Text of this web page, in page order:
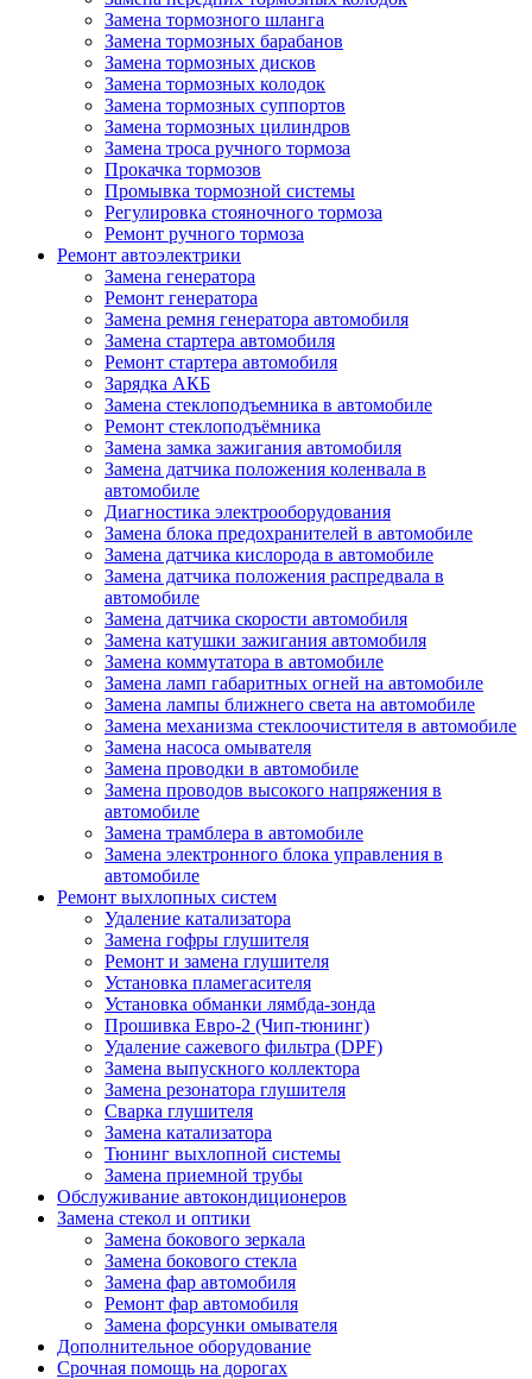
Замена тормозного шланга
Замена тормозных барабанов
Замена тормозных дисков
Замена тормозных колодок
Замена тормозных суппортов
Замена тормозных цилиндров
Замена троса ручного тормоза
Прокачка тормозов
Промывка тормозной системы
Регулировка стояночного тормоза
Ремонт ручного тормоза
Ремонт автоэлектрики
Замена генератора
Ремонт генератора
Замена ремня генератора автомобиля
Замена стартера автомобиля
Ремонт стартера автомобиля
Зарядка АКБ
Замена стеклоподъемника в автомобиле
Ремонт стеклоподъёмника
Замена замка зажигания автомобиля
Замена датчика положения коленвала в
автомобиле
Диагностика электрооборудования
Замена блока предохранителей в автомобиле
Замена датчика кислорода в автомобиле
Замена датчика положения распредвала в
автомобиле
Замена датчика скорости автомобиля
Замена катушки зажигания автомобиля
Замена коммутатора в автомобиле
Замена ламп габаритных огней на автомобиле
Замена лампы ближнего света на автомобиле
Замена механизма стеклоочистителя в автомобиле
Замена насоса омывателя
Замена проводки в автомобиле
Замена проводов высокого напряжения в
автомобиле
Замена трамблера в автомобиле
Замена электронного блока управления в
автомобиле
Ремонт выхлопных систем
Удаление катализатора
Замена гофры глушителя
Ремонт и замена глушителя
Установка пламегасителя
Установка обманки лямбда-зонда
Прошивка Евро-2 (Чип-тюнинг)
Удаление сажевого фильтра (DPF)
Замена выпускного коллектора
Замена резонатора глушителя
Сварка глушителя
Замена катализатора
Тюнинг выхлопной системы
Замена приемной трубы
Обслуживание автокондиционеров
Замена стекол и оптики
Замена бокового зеркала
Замена бокового стекла
Замена фар автомобиля
Ремонт фар автомобиля
Замена форсунки омывателя
Дополнительное оборудование
Срочная помощь на дорогах